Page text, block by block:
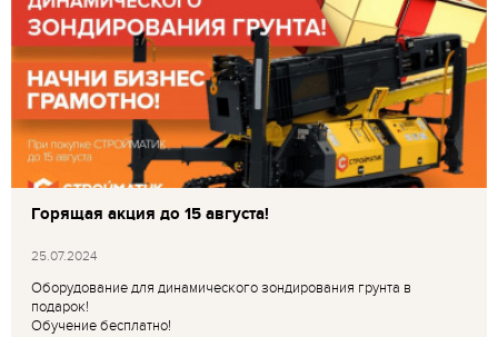
Горящая акция до 15 августа!
25.07.2024
Оборудование для динамического зондирования грунта в
подарок!
Обучение бесплатно!